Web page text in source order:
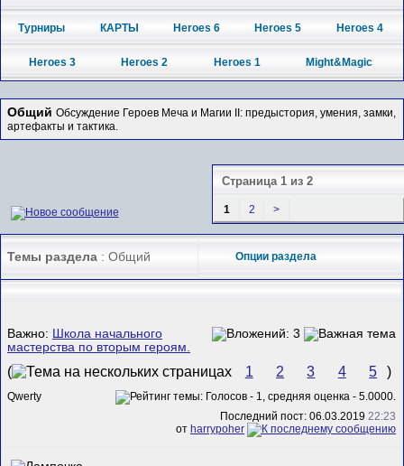
Турниры КАРТЫ Heroes 6 Heroes 5 Heroes 4
Heroes 3 Heroes 2 Heroes 1 Might&Magic
Общий Обсуждение Героев Меча и Магии II: предыстория, умения, замки,
артефакты и тактика.
Страница 1 из 2
1 2 >
Темы раздела : Общий Опции раздела
Важно:
Школа начального
мастерства по вторым героям.
( 1 2 3 4 5 )
Qwerty
Последний пост: 06.03.2019 22:23
от harrypoher